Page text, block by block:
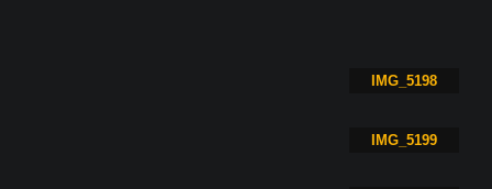
IMG_5198
IMG_5199